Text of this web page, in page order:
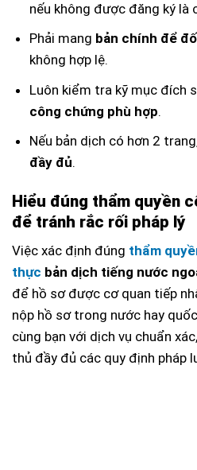
nếu không được đăng ký là
Phải mang bản chính để
không hợp lệ.
Luôn kiểm tra kỹ mục đích
công chứng phù hợp.
Nếu bản dịch có hơn 2
đầy đủ.
Hiểu đúng thẩm quyền
để tránh rắc rối pháp lý
Việc xác định đúng thẩm
thực bản dịch tiếng nước
để hồ sơ được cơ quan tiếp
nộp hồ sơ trong nước hay
cùng bạn với dịch vụ chuẩn
thủ đầy đủ các quy định pháp